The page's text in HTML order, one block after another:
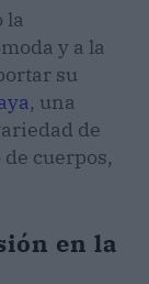
la
y a la
su
, una
de
cuerpos,
en la